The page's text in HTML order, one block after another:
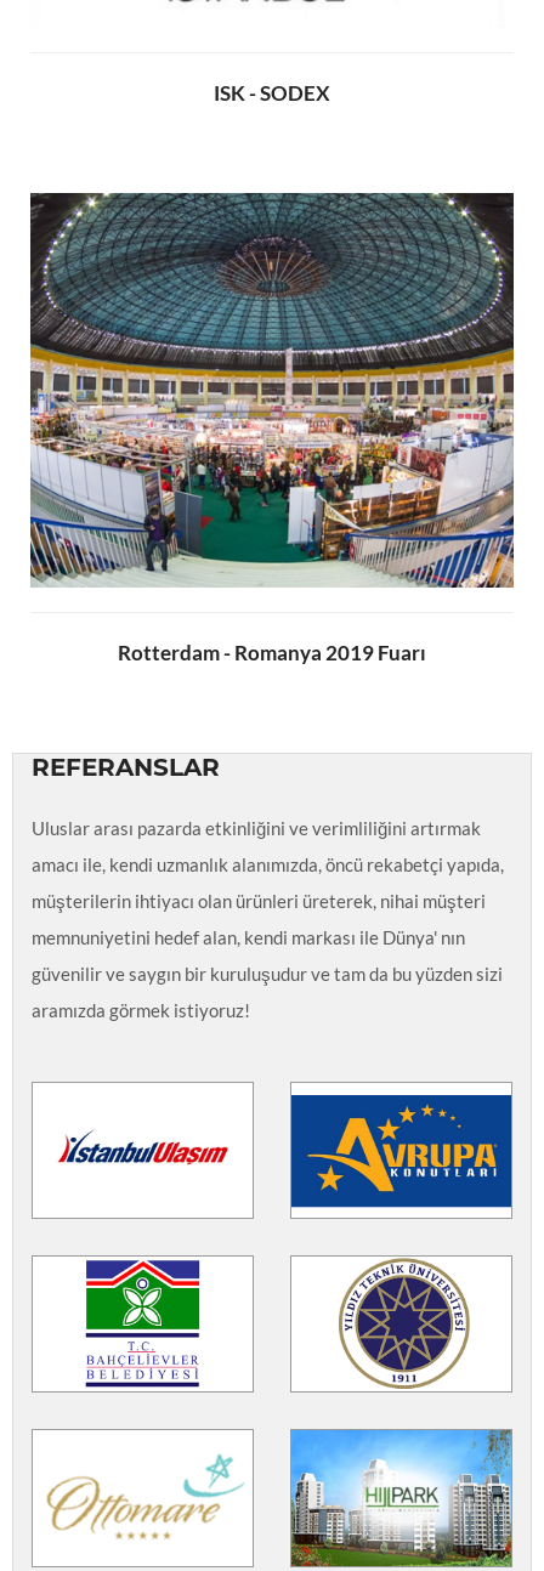
ISK - SODEX
Rotterdam - Romanya 2019 Fuarı
REFERANSLAR
Uluslar arası pazarda etkinliğini ve verimliliğini artırmak
amacı ile, kendi uzmanlık alanımızda, öncü rekabetçi yapıda,
müşterilerin ihtiyacı olan ürünleri üreterek, nihai müşteri
memnuniyetini hedef alan, kendi markası ile Dünya' nın
güvenilir ve saygın bir kuruluşudur ve tam da bu yüzden sizi
aramızda görmek istiyoruz!